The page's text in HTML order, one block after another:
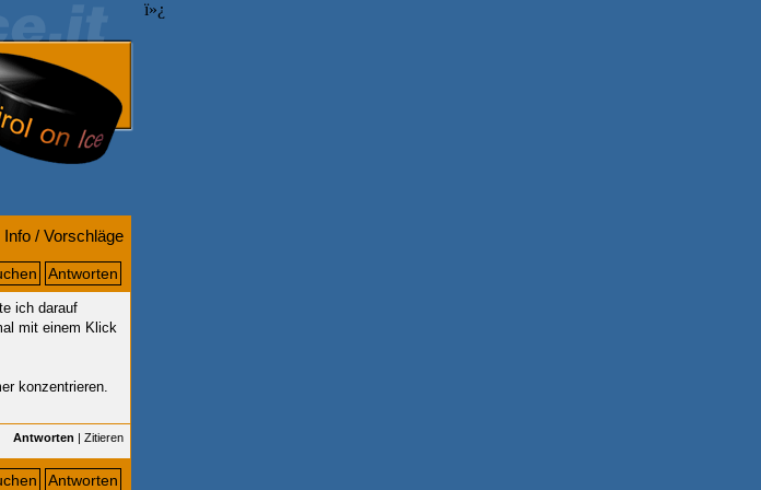
ï»¿
Info / Vorschläge
Antworten
ich darauf
mit einem Klick
konzentrieren.
Antworten | Zitieren
Antworten